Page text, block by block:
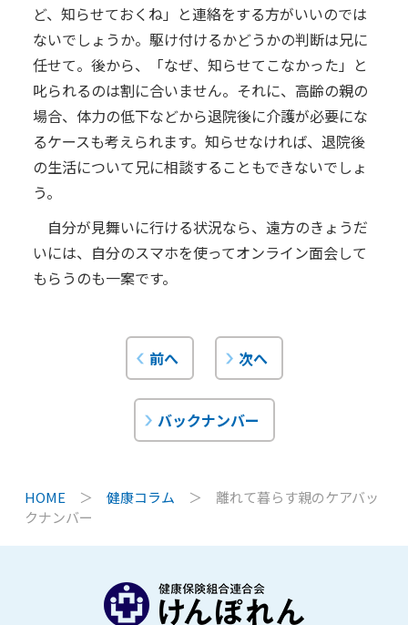
ど、知らせておくね」と連絡をする方がいいのでは
ないでしょうか。駆け付けるかどうかの判断は兄に
任せて。後から、「なぜ、知らせてこなかった」と
叱られるのは割に合いません。それに、高齢の親の
場合、体力の低下などから退院後に介護が必要にな
るケースも考えられます。知らせなければ、退院後
の生活について兄に相談することもできないでしょ
う。
自分が見舞いに行ける状況なら、遠方のきょうだ
いには、自分のスマホを使ってオンライン面会して
もらうのも一案です。
前へ 次へ
バックナンバー
HOME ＞ 健康コラム ＞ 離れて暮らす親のケアバッ
クナンバー